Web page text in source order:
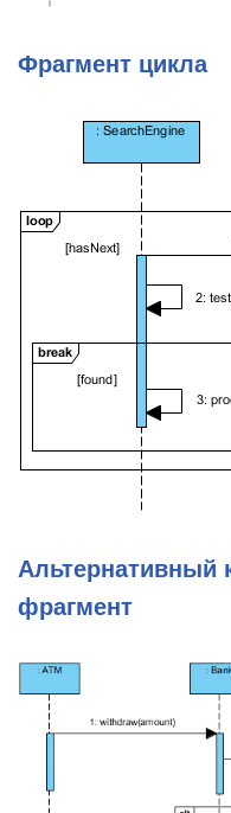
Фрагмент цикла
Альтернативный
фрагмент